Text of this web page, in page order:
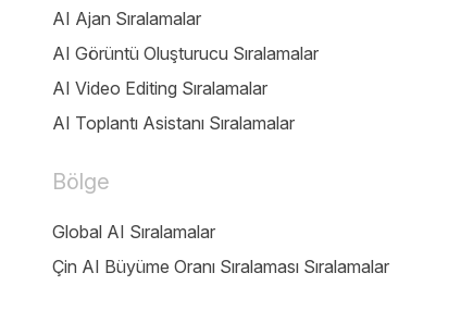
AI Ajan Sıralamalar
AI Görüntü Oluşturucu Sıralamalar
AI Video Editing Sıralamalar
AI Toplantı Asistanı Sıralamalar
Bölge
Global AI Sıralamalar
Çin AI Büyüme Oranı Sıralaması Sıralamalar